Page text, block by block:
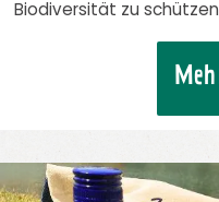
Biodiversität zu